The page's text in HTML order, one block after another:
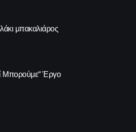
μπακαλιάρος
Μπορούμε” Έργο